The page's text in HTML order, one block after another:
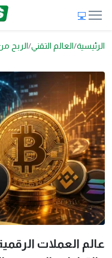
الرئيسية العالم التقني الربح
عالم العملات